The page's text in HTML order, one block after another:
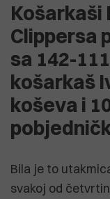
Košarkaši
Clippersa
sa 142-
košarkaš
koševa i
Bila je to
svakoj od